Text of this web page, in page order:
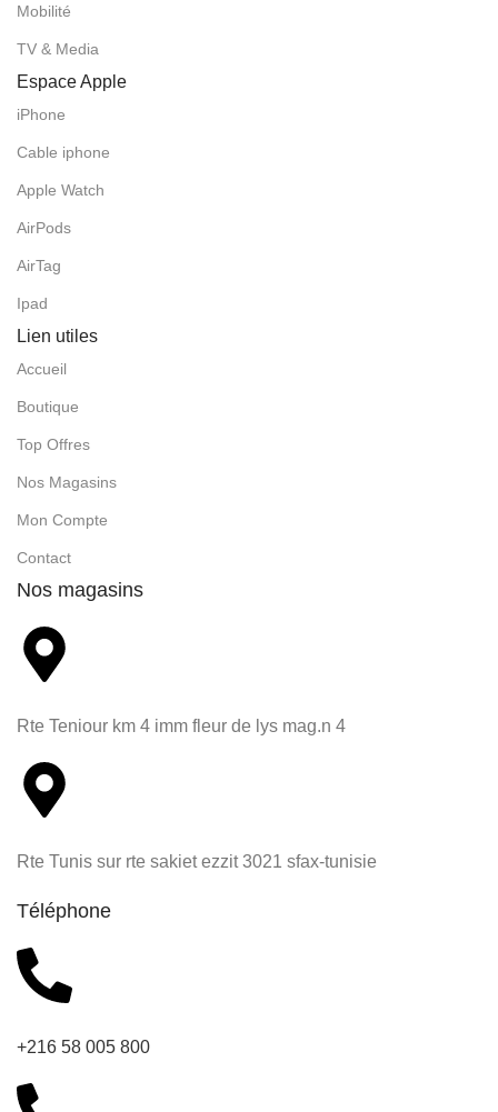
Mobilité
TV & Media
Espace Apple
iPhone
Cable iphone
Apple Watch
AirPods
AirTag
Ipad
Lien utiles
Accueil
Boutique
Top Offres
Nos Magasins
Mon Compte
Contact
Nos magasins
Rte Teniour km 4 imm fleur de lys mag.n 4
Rte Tunis sur rte sakiet ezzit 3021 sfax-tunisie
Téléphone
+216 58 005 800